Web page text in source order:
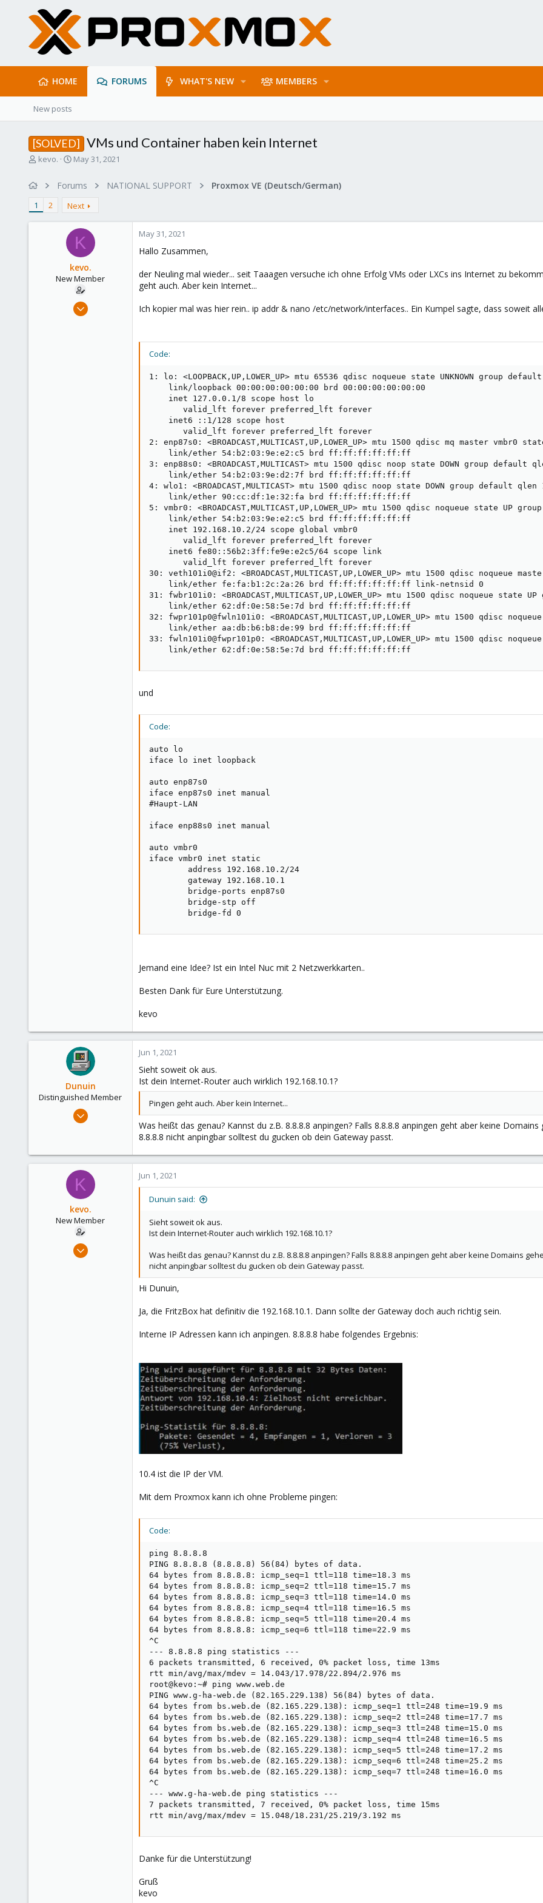
HOME FORUMS WHAT'S NEW MEMBERS
New posts
[SOLVED] VMs und Container haben kein Internet
T
d
s
kevo.
S
r
t
a
May 31, 2021
Forums NATIONAL SUPPORT Proxmox VE (Deutsch/German)
1 2 Next
K
kevo.
New Member
May 30, 2021
May 31, 2021
Hallo Zusammen,
der Neuling mal wieder... seit Taaagen versuche ich ohne Erfolg VMs oder LXCs ins Internet zu
geht auch. Aber kein Internet...
Ich kopier mal was hier rein.. ip addr & nano /etc/network/interfaces.. Ein Kumpel sagte, dass soweit
Code:
1: lo: <LOOPBACK,UP,LOWER_UP> mtu 65536 qdisc noqueue state UNKNOWN group
    link/loopback 00:00:00:00:00:00 brd 00:00:00:00:00:00
    inet 127.0.0.1/8 scope host lo
       valid_lft forever preferred_lft forever
    inet6 ::1/128 scope host
       valid_lft forever preferred_lft forever
2: enp87s0: <BROADCAST,MULTICAST,UP,LOWER_UP> mtu 1500 qdisc mq master vmbr0
    link/ether 54:b2:03:9e:e2:c5 brd ff:ff:ff:ff:ff:ff
3: enp88s0: <BROADCAST,MULTICAST> mtu 1500 qdisc noop state DOWN group default
    link/ether 54:b2:03:9e:d2:7f brd ff:ff:ff:ff:ff:ff
4: wlo1: <BROADCAST,MULTICAST> mtu 1500 qdisc noop state DOWN group default qlen
    link/ether 90:cc:df:1e:32:fa brd ff:ff:ff:ff:ff:ff
5: vmbr0: <BROADCAST,MULTICAST,UP,LOWER_UP> mtu 1500 qdisc noqueue state UP
    link/ether 54:b2:03:9e:e2:c5 brd ff:ff:ff:ff:ff:ff
    inet 192.168.10.2/24 scope global vmbr0
       valid_lft forever preferred_lft forever
    inet6 fe80::56b2:3ff:fe9e:e2c5/64 scope link
       valid_lft forever preferred_lft forever
30: veth101i0@if2: <BROADCAST,MULTICAST,UP,LOWER_UP> mtu 1500 qdisc
    link/ether fe:fa:b1:2c:2a:26 brd ff:ff:ff:ff:ff:ff link-netnsid 0
31: fwbr101i0: <BROADCAST,MULTICAST,UP,LOWER_UP> mtu 1500 qdisc noqueue state
    link/ether 62:df:0e:58:5e:7d brd ff:ff:ff:ff:ff:ff
32: fwpr101p0@fwln101i0: <BROADCAST,MULTICAST,UP,LOWER_UP> mtu 1500 qdisc
    link/ether aa:db:b6:b8:de:99 brd ff:ff:ff:ff:ff:ff
33: fwln101i0@fwpr101p0: <BROADCAST,MULTICAST,UP,LOWER_UP> mtu 1500 qdisc
    link/ether 62:df:0e:58:5e:7d brd ff:ff:ff:ff:ff:ff
und
Code:
auto lo
iface lo inet loopback
auto enp87s0
iface enp87s0 inet manual
#Haupt-LAN
iface enp88s0 inet manual
auto vmbr0
iface vmbr0 inet static
        address 192.168.10.2/24
        gateway 192.168.10.1
        bridge-ports enp87s0
        bridge-stp off
        bridge-fd 0
Jemand eine Idee? Ist ein Intel Nuc mit 2 Netzwerkkarten..
Besten Dank für Eure Unterstützung.
kevo
Dunuin
Distinguished Member
Jun 30, 2020
290
Jun 1, 2021
Sieht soweit ok aus.
Ist dein Internet-Router auch wirklich 192.168.10.1?
Pingen geht auch. Aber kein Internet...
Was heißt das genau? Kannst du z.B. 8.8.8.8 anpingen? Falls 8.8.8.8 anpingen geht aber keine
8.8.8.8 nicht anpingbar solltest du gucken ob dein Gateway passt.
K
kevo.
New Member
May 30, 2021
Jun 1, 2021
Dunuin said:
Sieht soweit ok aus.
Ist dein Internet-Router auch wirklich 192.168.10.1?
Was heißt das genau? Kannst du z.B. 8.8.8.8 anpingen? Falls 8.8.8.8 anpingen geht aber keine Domains
nicht anpingbar solltest du gucken ob dein Gateway passt.
Hi Dunuin,
Ja, die FritzBox hat definitiv die 192.168.10.1. Dann sollte der Gateway doch auch richtig sein.
Interne IP Adressen kann ich anpingen. 8.8.8.8 habe folgendes Ergebnis:
10.4 ist die IP der VM.
Mit dem Proxmox kann ich ohne Probleme pingen:
Code:
ping 8.8.8.8
PING 8.8.8.8 (8.8.8.8) 56(84) bytes of data.
64 bytes from 8.8.8.8: icmp_seq=1 ttl=118 time=18.3 ms
64 bytes from 8.8.8.8: icmp_seq=2 ttl=118 time=15.7 ms
64 bytes from 8.8.8.8: icmp_seq=3 ttl=118 time=14.0 ms
64 bytes from 8.8.8.8: icmp_seq=4 ttl=118 time=16.5 ms
64 bytes from 8.8.8.8: icmp_seq=5 ttl=118 time=20.4 ms
64 bytes from 8.8.8.8: icmp_seq=6 ttl=118 time=22.9 ms
^C
--- 8.8.8.8 ping statistics ---
6 packets transmitted, 6 received, 0% packet loss, time 13ms
rtt min/avg/max/mdev = 14.043/17.978/22.894/2.976 ms
root@kevo:~# ping www.web.de
PING www.g-ha-web.de (82.165.229.138) 56(84) bytes of data.
64 bytes from bs.web.de (82.165.229.138): icmp_seq=1 ttl=248 time=19.9 ms
64 bytes from bs.web.de (82.165.229.138): icmp_seq=2 ttl=248 time=17.7 ms
64 bytes from bs.web.de (82.165.229.138): icmp_seq=3 ttl=248 time=15.0 ms
64 bytes from bs.web.de (82.165.229.138): icmp_seq=4 ttl=248 time=16.5 ms
64 bytes from bs.web.de (82.165.229.138): icmp_seq=5 ttl=248 time=17.2 ms
64 bytes from bs.web.de (82.165.229.138): icmp_seq=6 ttl=248 time=25.2 ms
64 bytes from bs.web.de (82.165.229.138): icmp_seq=7 ttl=248 time=16.0 ms
^C
--- www.g-ha-web.de ping statistics ---
7 packets transmitted, 7 received, 0% packet loss, time 15ms
rtt min/avg/max/mdev = 15.048/18.231/25.219/3.192 ms
Danke für die Unterstützung!
Gruß
kevo